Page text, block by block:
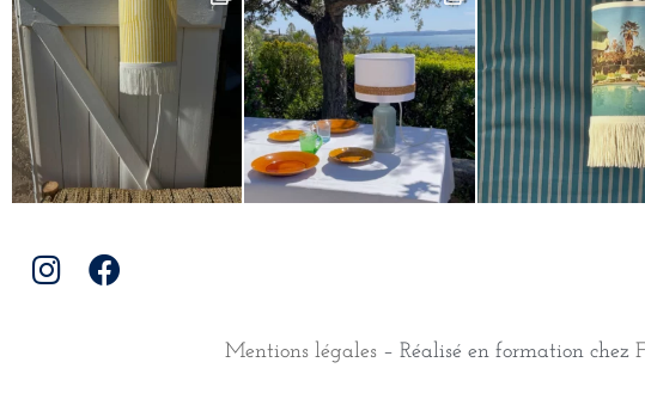
Mentions légales– Réalisé en formation chez